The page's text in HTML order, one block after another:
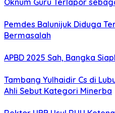
Oknum Guru Terlapor
Pemdes Balunijuk Diduga
Bermasalah
APBD 2025 Sah, Bangka
Tambang Yulhaidir Cs di
Ahli Sebut Kategori Minerba